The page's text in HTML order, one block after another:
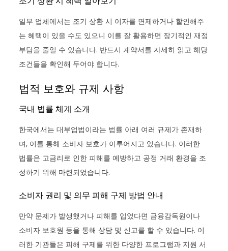
일부 업체에서는 조기 상환 시 이자를 면제하거나 할인해주
는 혜택이 있을 수도 있으니 이를 잘 활용하면 장기적인 재정
부담을 줄일 수 있습니다. 반드시 계약서를 자세히 읽고 해당
조건들을 확인해 두어야 합니다.
법적 보호와 규제 사항
국내 법률 체계 소개
한국에서는 대부업법이라는 법률 아래 여러 규제가 존재하
며, 이를 통해 소비자 보호가 이루어지고 있습니다. 이러한
법률은 고금리로 인한 피해를 예방하고 공정 거래 환경을 조
성하기 위해 마련되었습니다.
소비자 권리 및 의무 피해 구제 방법 안내
만약 문제가 발생했거나 피해를 입었다면 금융감독원이나
소비자 보호원 등을 통해 상담 및 신고를 할 수 있습니다. 이
러한 기관들은 피해 구제를 위한 다양한 프로그램과 지원 서